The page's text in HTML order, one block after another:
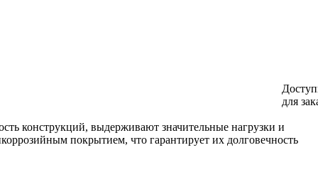
для
конструкций, выдерживают значительные нагрузки и
покрытием, что гарантирует их долговечность